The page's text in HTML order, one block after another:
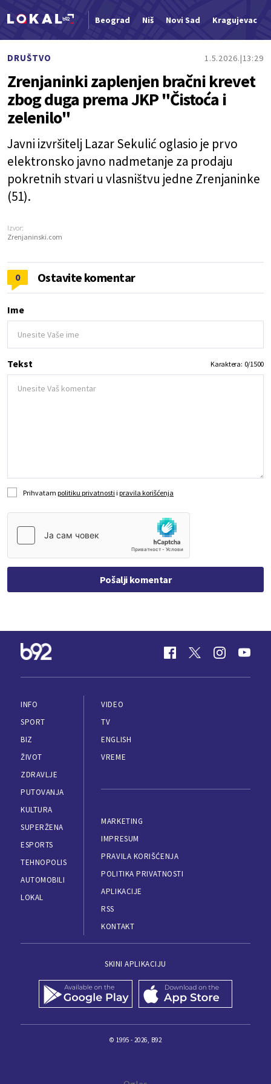
Beograd Niš Novi Sad Kragujevac
DRUŠTVO 1.5.2026. 13:29
Zrenjaninki zaplenjen bračni krevet
zbog duga prema JKP "Čistoća i
zelenilo"
Javni izvršitelj Lazar Sekulić oglasio je prvo
elektronsko javno nadmetanje za prodaju
pokretnih stvari u vlasništvu jedne Zrenjaninke
(51).
Izvor:
Zrenjaninski.com
0 Ostavite komentar
Ime
Tekst Karaktera: 0/1500
Prihvatam politiku privatnosti i pravila korišćenja
Pošalji komentar
INFO
SPORT
BIZ
ŽIVOT
ZDRAVLJE
PUTOVANJA
KULTURA
SUPERŽENA
ESPORTS
TEHNOPOLIS
AUTOMOBILI
LOKAL
VIDEO
TV
ENGLISH
VREME
MARKETING
IMPRESUM
PRAVILA KORIŠĆENJA
POLITIKA PRIVATNOSTI
APLIKACIJE
RSS
KONTAKT
SKINI APLIKACIJU
© 1995 - 2026, B92